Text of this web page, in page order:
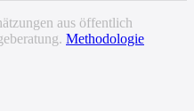
aus öffentlich
Methodologie